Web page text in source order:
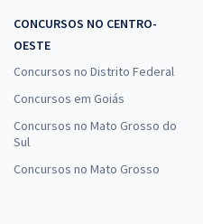
CONCURSOS NO CENTRO-
OESTE
Concursos no Distrito Federal
Concursos em Goiás
Concursos no Mato Grosso do
Sul
Concursos no Mato Grosso